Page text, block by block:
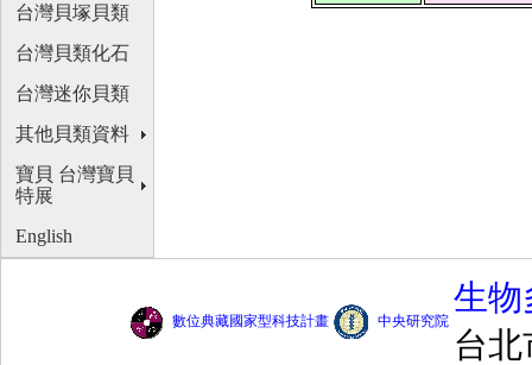
台灣貝塚貝類
台灣貝類化石
台灣迷你貝類
其他貝類資料
寶貝 台灣寶貝
特展
English
數位典藏國家型科技計畫 中央研究院
生物
台北